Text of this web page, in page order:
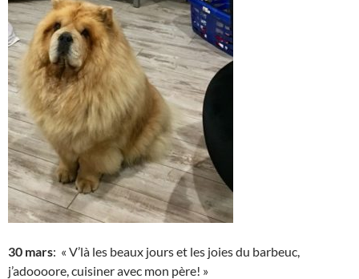
30 mars: « V’là les beaux jours et les joies du barbeuc,
j’adoooore, cuisiner avec mon père! »